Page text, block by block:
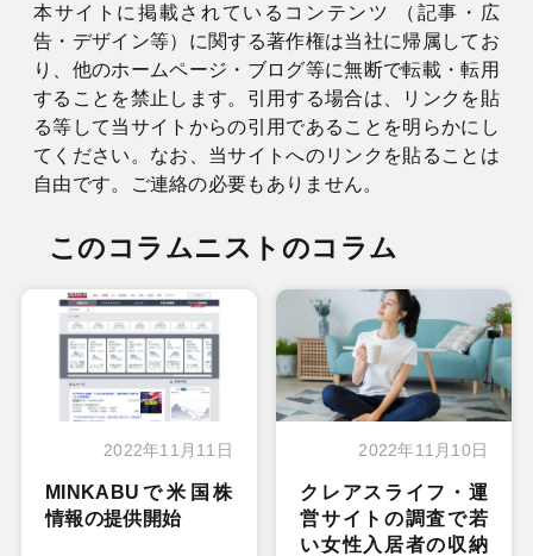
本サイトに掲載されているコンテンツ （記事・広
告・デザイン等）に関する著作権は当社に帰属してお
り、他のホームページ・ブログ等に無断で転載・転用
することを禁止します。引用する場合は、リンクを貼
る等して当サイトからの引用であることを明らかにし
てください。なお、当サイトへのリンクを貼ることは
自由です。ご連絡の必要もありません。
このコラムニストのコラム
2022年11月11日
MINKABUで米国株
情報の提供開始
2022年11月10日
クレアスライフ・運
営サイトの調査で若
い女性入居者の収納